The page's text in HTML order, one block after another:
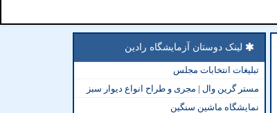
لینک دوستان آزمایشگاه رادین
تبلیغات انتخابات مجلس
مستر گرین وال | مجری و طراح انواع دیوار سبز
نمایشگاه ماشین سنگین